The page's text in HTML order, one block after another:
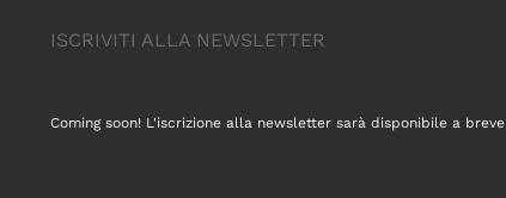
ISCRIVITI ALLA NEWSLETTER
Coming soon! L'iscrizione alla newsletter sarà disponibile a breve